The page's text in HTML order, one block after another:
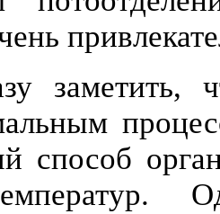
заметить,
способ